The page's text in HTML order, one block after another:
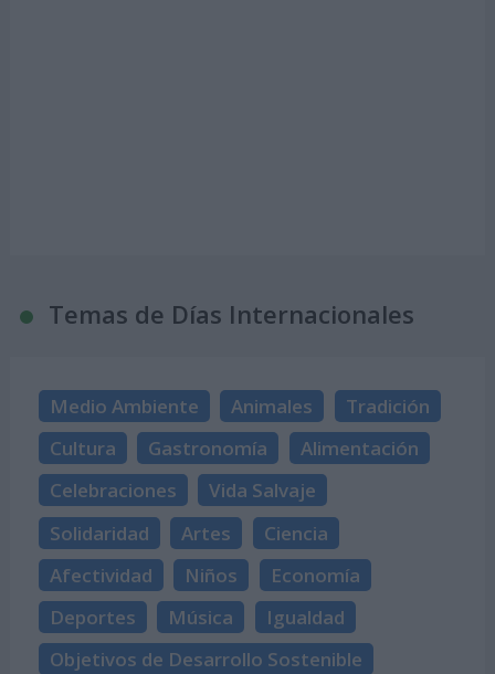
Temas de Días Internacionales
Medio Ambiente Animales
Tradición
Cultura
Gastronomía
Alimentación
Celebraciones
Vida Salvaje
Solidaridad
Artes
Ciencia
Afectividad
Niños
Economía
Deportes
Música
Igualdad
Objetivos de Desarrollo Sostenible